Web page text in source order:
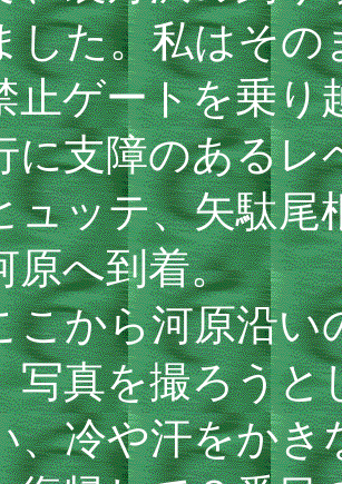
した。私はその
止ゲートを乗り
に支障のあるレ
ュッテ、矢駄尾
原へ到着。
から河原沿い
写真を撮ろうと
、冷や汗をかき